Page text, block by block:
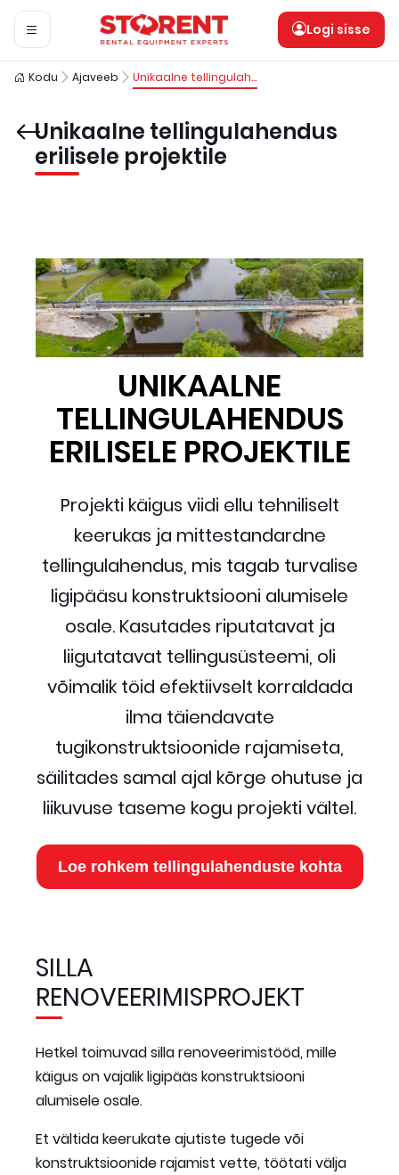
Logi sisse
Kodu Ajaveeb Unikaalne tellingulahendus erilisele projektile
Unikaalne tellingulahendus
erilisele projektile
UNIKAALNE
TELLINGULAHENDUS
ERILISELE PROJEKTILE
Projekti käigus viidi ellu tehniliselt
keerukas ja mittestandardne
tellingulahendus, mis tagab turvalise
ligipääsu konstruktsiooni alumisele
osale. Kasutades riputatavat ja
liigutatavat tellingusüsteemi, oli
võimalik töid efektiivselt korraldada
ilma täiendavate
tugikonstruktsioonide rajamiseta,
säilitades samal ajal kõrge ohutuse ja
liikuvuse taseme kogu projekti vältel.
Loe rohkem tellingulahenduste kohta
SILLA
RENOVEERIMISPROJEKT
Hetkel toimuvad silla renoveerimistööd, mille
käigus on vajalik ligipääs konstruktsiooni
alumisele osale.
Et vältida keerukate ajutiste tugede või
konstruktsioonide rajamist vette, töötati välja